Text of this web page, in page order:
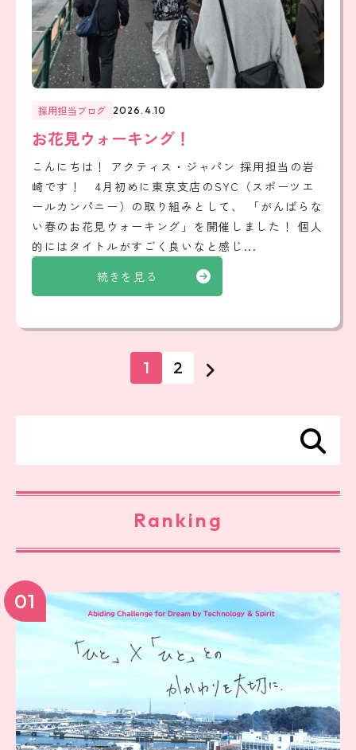
続きを見る
採用担当ブログ 2026.4.10
お花見ウォーキング！
こんにちは！ アクティス・ジャパン 採用担当の岩
崎です！ 4月初めに東京支店のSYC（スポーツエ
ールカンパニー）の取り組みとして、 「がんばらな
い春のお花見ウォーキング」を開催しました！ 個人
的にはタイトルがすごく良いなと感じ...
1 2
Ranking
01